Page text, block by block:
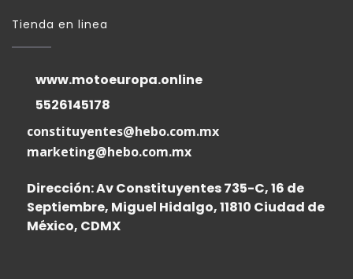
Tienda en linea
www.motoeuropa.online
5526145178
constituyentes@hebo.com.mx
marketing@hebo.com.mx
Dirección: Av Constituyentes 735-C, 16 de
Septiembre, Miguel Hidalgo, 11810 Ciudad de
México, CDMX